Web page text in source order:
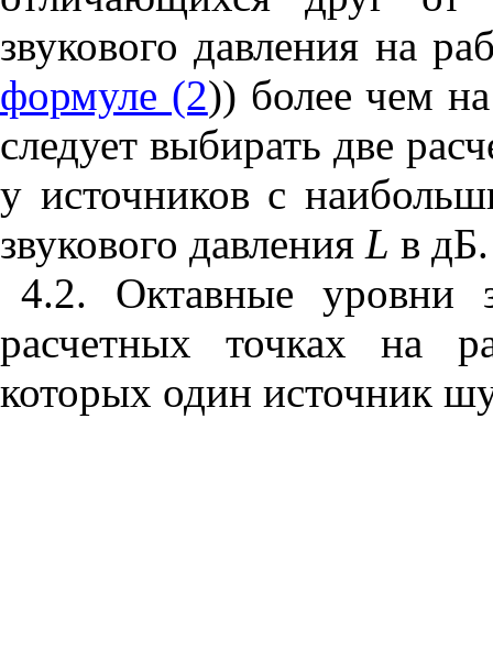
звукового давления на
формуле (2)) более чем
следует выбирать две
у источников с
звукового давления L в дБ.
4.2. Октавные уровни
расчетных точках на
которых один источник